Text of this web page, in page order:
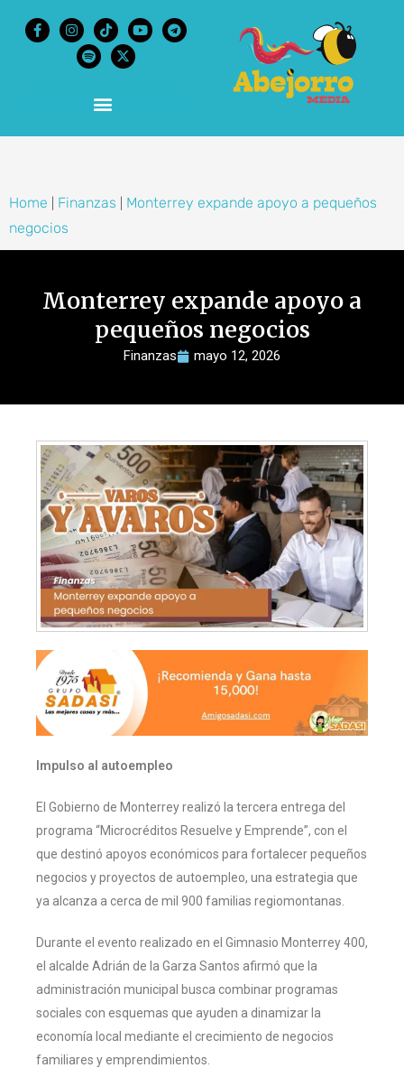
Home Finanzas
Monterrey expande apoyo a pequeños
negocios
Monterrey expande apoyo a
pequeños negocios
Finanzas mayo 12, 2026
Impulso al autoempleo
El Gobierno de Monterrey realizó la tercera entrega del
programa “Microcréditos Resuelve y Emprende”, con el
que destinó apoyos económicos para fortalecer pequeños
negocios y proyectos de autoempleo, una estrategia que
ya alcanza a cerca de mil 900 familias regiomontanas.
Durante el evento realizado en el Gimnasio Monterrey 400,
el alcalde Adrián de la Garza Santos afirmó que la
administración municipal busca combinar programas
sociales con esquemas que ayuden a dinamizar la
economía local mediante el crecimiento de negocios
familiares y emprendimientos.